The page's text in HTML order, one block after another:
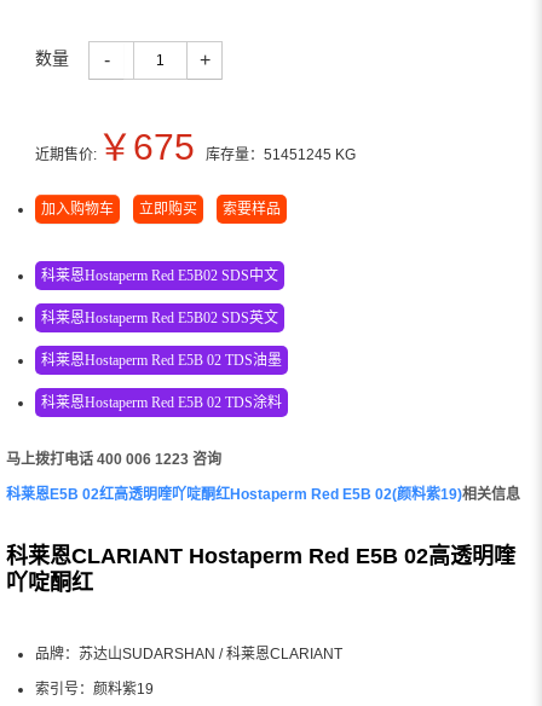
数量 - +
近期售价: ￥675 库存量： 51451245 KG
加入购物车 立即购买 索要样品
科莱恩Hostaperm Red E5B02 SDS中文
科莱恩Hostaperm Red E5B02 SDS英文
科莱恩Hostaperm Red E5B 02 TDS油墨
科莱恩Hostaperm Red E5B 02 TDS涂料
马上拨打电话 400 006 1223 咨询
科莱恩E5B 02红高透明喹吖啶酮红Hostaperm Red E5B 02(颜料紫19)相关信息
科莱恩CLARIANT Hostaperm Red E5B 02高透明喹
吖啶酮红
品牌：苏达山SUDARSHAN / 科莱恩CLARIANT
索引号：颜料紫19